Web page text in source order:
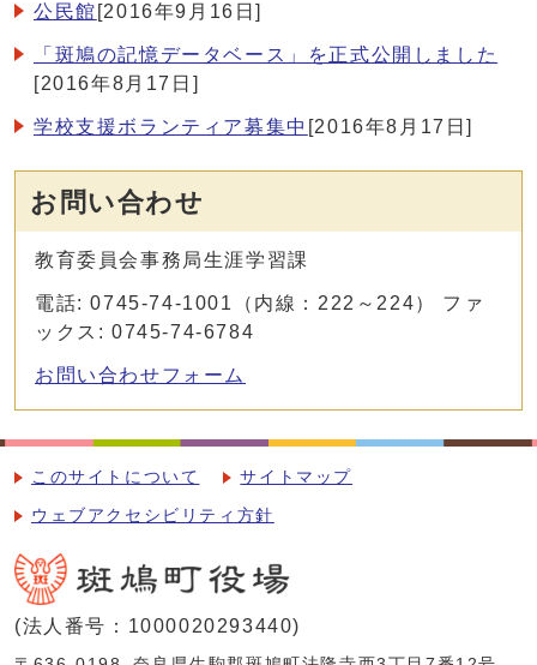
公民館 [2016年9月16日]
「斑鳩の記憶データベース」を正式公開しました
[2016年8月17日]
学校支援ボランティア募集中 [2016年8月17日]
お問い合わせ
教育委員会事務局生涯学習課
電話: 0745-74-1001（内線：222～224） ファ
ックス: 0745-74-6784
お問い合わせフォーム
このサイトについて サイトマップ
ウェブアクセシビリティ方針
(法人番号：1000020293440)